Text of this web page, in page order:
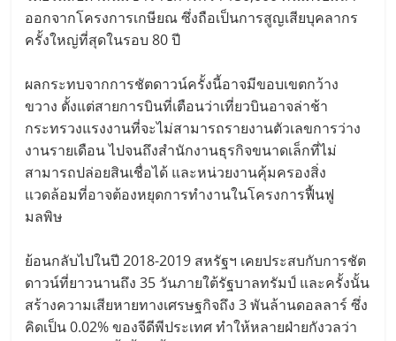
ออกจากโครงการเกษียณ ซึ่งถือเป็นการสูญเสียบุคลากร
ครั้งใหญ่ที่สุดในรอบ 80 ปี
ผลกระทบจากการชัตดาวน์ครั้งนี้อาจมีขอบเขตกว้าง
ขวาง ตั้งแต่สายการบินที่เตือนว่าเที่ยวบินอาจล่าช้า
กระทรวงแรงงานที่จะไม่สามารถรายงานตัวเลขการว่าง
งานรายเดือน ไปจนถึงสำนักงานธุรกิจขนาดเล็กที่ไม่
สามารถปล่อยสินเชื่อได้ และหน่วยงานคุ้มครองสิ่ง
แวดล้อมที่อาจต้องหยุดการทำงานในโครงการฟื้นฟู
มลพิษ
ย้อนกลับไปในปี 2018-2019 สหรัฐฯ เคยประสบกับการชัต
ดาวน์ที่ยาวนานถึง 35 วันภายใต้รัฐบาลทรัมป์ และครั้งนั้น
สร้างความเสียหายทางเศรษฐกิจถึง 3 พันล้านดอลลาร์ ซึ่ง
คิดเป็น 0.02% ของจีดีพีประเทศ ทำให้หลายฝ่ายกังวลว่า